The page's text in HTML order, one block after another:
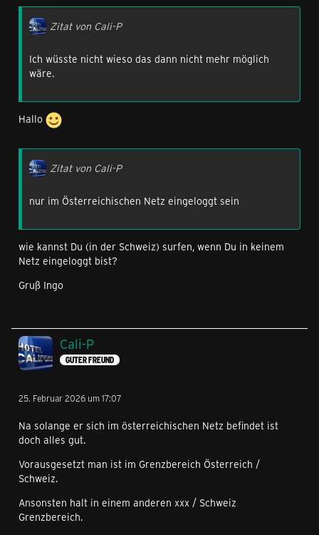
Zitat von Cali-P
Ich wüsste nicht wieso das dann nicht mehr möglich
wäre.
Hallo
Zitat von Cali-P
nur im Österreichischen Netz eingeloggt sein
wie kannst Du (in der Schweiz) surfen, wenn Du in keinem
Netz eingeloggt bist?
Gruß Ingo
Cali-P
GUTER FREUND
25. Februar 2026 um 17:07
Na solange er sich im österreichischen Netz befindet ist
doch alles gut.
Vorausgesetzt man ist im Grenzbereich Österreich /
Schweiz.
Ansonsten halt in einem anderen xxx / Schweiz
Grenzbereich.